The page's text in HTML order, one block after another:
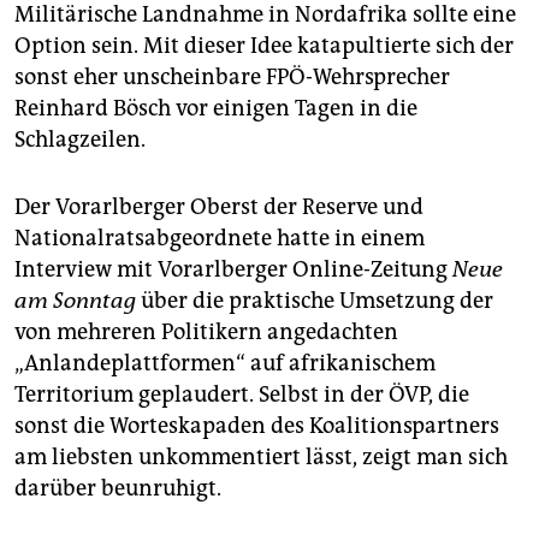
genossenschaft
epaper login
Militärische Landnahme in Nordafrika sollte eine
Option sein. Mit dieser Idee katapultierte sich der
sonst eher unscheinbare FPÖ-Wehrsprecher
Reinhard Bösch vor einigen Tagen in die
Schlagzeilen.
Der Vorarlberger Oberst der Reserve und
Nationalratsabgeordnete hatte in einem
Interview mit Vorarlberger Online-ZeitungNeue
am Sonntagüber die praktische Umsetzung der
von mehreren Politikern angedachten
„Anlandeplattformen“ auf afrikanischem
Territorium geplaudert. Selbst in der ÖVP, die
sonst die Worteskapaden des Koalitionspartners
am liebsten unkommentiert lässt, zeigt man sich
darüber beunruhigt.